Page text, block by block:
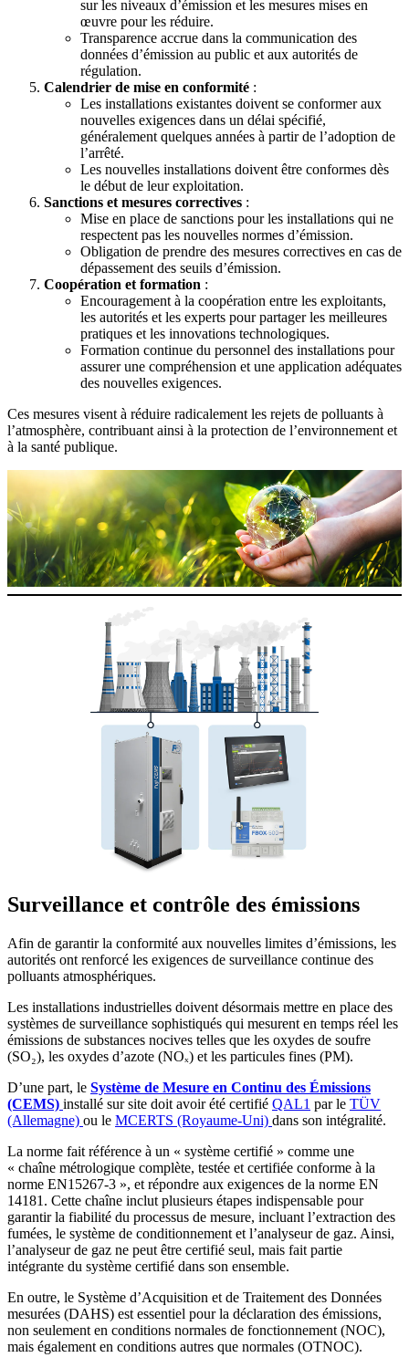
sur les niveaux d’émission et les mesures mises en
œuvre pour les réduire.
Transparence accrue dans la communication des
données d’émission au public et aux autorités de
régulation.
Calendrier de mise en conformité :
Les installations existantes doivent se conformer aux
nouvelles exigences dans un délai spécifié,
généralement quelques années à partir de l’adoption de
l’arrêté.
Les nouvelles installations doivent être conformes dès
le début de leur exploitation.
Sanctions et mesures correctives :
Mise en place de sanctions pour les installations qui ne
respectent pas les nouvelles normes d’émission.
Obligation de prendre des mesures correctives en cas de
dépassement des seuils d’émission.
Coopération et formation :
Encouragement à la coopération entre les exploitants,
les autorités et les experts pour partager les meilleures
pratiques et les innovations technologiques.
Formation continue du personnel des installations pour
assurer une compréhension et une application adéquates
des nouvelles exigences.
Ces mesures visent à réduire radicalement les rejets de polluants à
l’atmosphère, contribuant ainsi à la protection de l’environnement et
à la santé publique.
Surveillance et contrôle des émissions
Afin de garantir la conformité aux nouvelles limites d’émissions, les
autorités ont renforcé les exigences de surveillance continue des
polluants atmosphériques.
Les installations industrielles doivent désormais mettre en place des
systèmes de surveillance sophistiqués qui mesurent en temps réel les
émissions de substances nocives telles que les oxydes de soufre
(SO₂), les oxydes d’azote (NOₓ) et les particules fines (PM).
D’une part, le Système de Mesure en Continu des Émissions
(CEMS) installé sur site doit avoir été certifié QAL1 par le TÜV
(Allemagne) ou le MCERTS (Royaume-Uni) dans son intégralité.
La norme fait référence à un « système certifié » comme une
« chaîne métrologique complète, testée et certifiée conforme à la
norme EN15267-3 », et répondre aux exigences de la norme EN
14181. Cette chaîne inclut plusieurs étapes indispensable pour
garantir la fiabilité du processus de mesure, incluant l’extraction des
fumées, le système de conditionnement et l’analyseur de gaz. Ainsi,
l’analyseur de gaz ne peut être certifié seul, mais fait partie
intégrante du système certifié dans son ensemble.
En outre, le Système d’Acquisition et de Traitement des Données
mesurées (DAHS) est essentiel pour la déclaration des émissions,
non seulement en conditions normales de fonctionnement (NOC),
mais également en conditions autres que normales (OTNOC).